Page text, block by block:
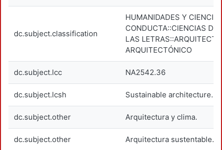
dc.subject.classification
HUMANIDADES Y
CONDUCTA::CIENCIAS DE
LAS
ARQUITECTÓNICO
dc.subject.lcc NA2542.36
dc.subject.lcsh Sustainable architecture.
dc.subject.other Arquitectura y clima.
dc.subject.other Arquitectura sustentable.